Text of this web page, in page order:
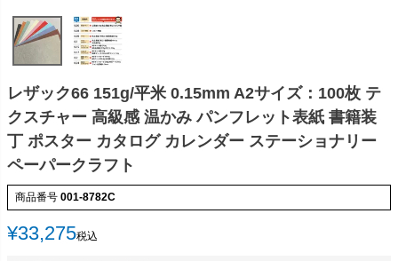
レザック66 151g/平米 0.15mm A2サイズ：100枚 テ
クスチャー 高級感 温かみ パンフレット表紙 書籍装
丁 ポスター カタログ カレンダー ステーショナリー
ペーパークラフト
商品番号 001-8782C
¥33,275税込